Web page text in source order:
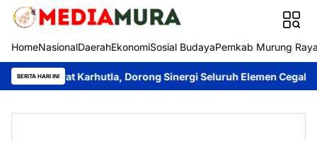
HomeNasionalDaerahEkonomiSosial BudayaPemkab Murung
BERITA HARI INI
Dorong Sinergi Seluruh Elemen Cegah Bencana